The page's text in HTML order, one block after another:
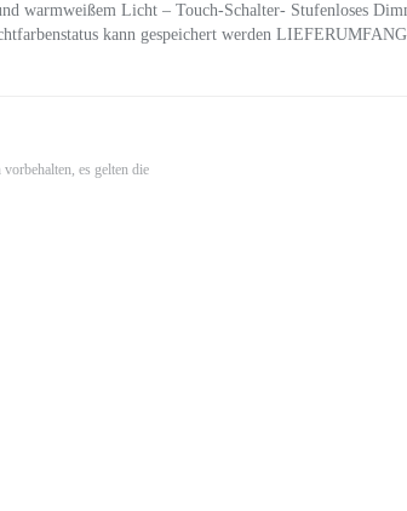
warmweißem Licht – Touch-Schalter- Stufenloses
kann gespeichert werden
es gelten die